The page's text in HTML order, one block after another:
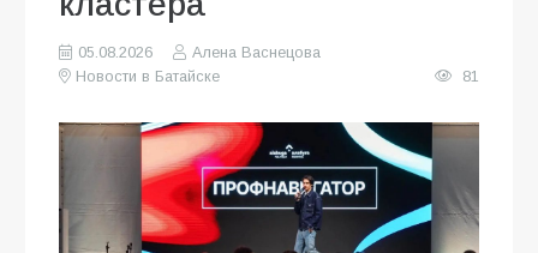
05.08.2026
Алена Васнецова
Новости в Батайске
81